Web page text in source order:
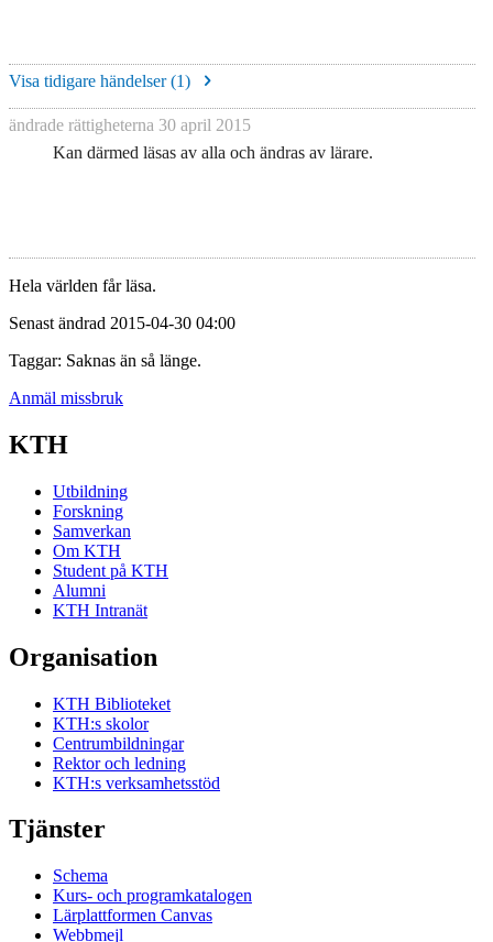
Visa tidigare händelser (1)
ändrade rättigheterna 30 april 2015
Kan därmed läsas av alla och ändras av lärare.
Hela världen får läsa.
Senast ändrad 2015-04-30 04:00
Taggar: Saknas än så länge.
Anmäl missbruk
KTH
Utbildning
Forskning
Samverkan
Om KTH
Student på KTH
Alumni
KTH Intranät
Organisation
KTH Biblioteket
KTH:s skolor
Centrumbildningar
Rektor och ledning
KTH:s verksamhetsstöd
Tjänster
Schema
Kurs- och programkatalogen
Lärplattformen Canvas
Webbmejl